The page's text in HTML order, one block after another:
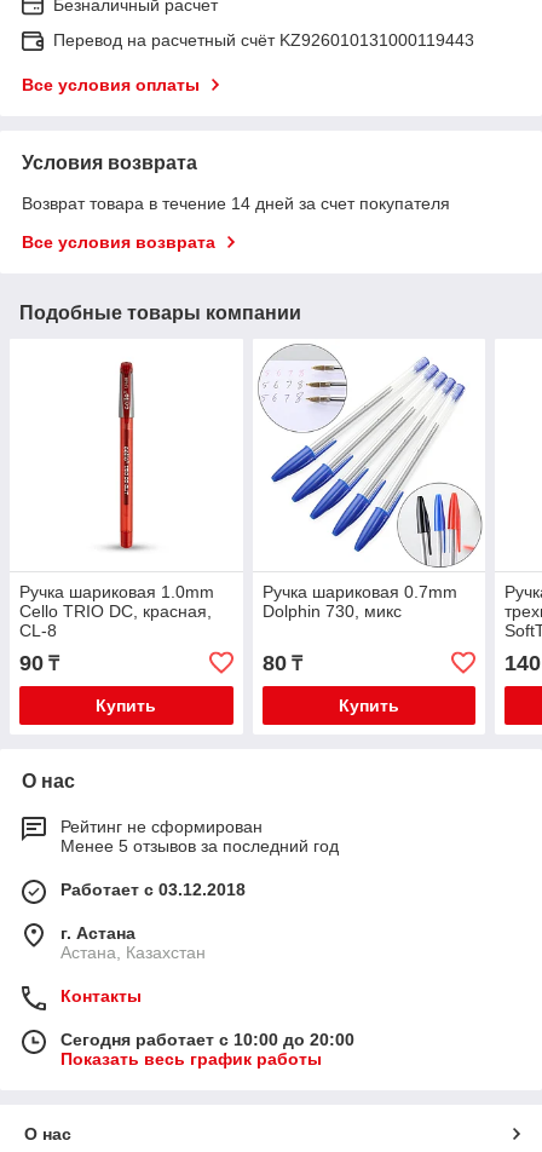
Безналичный расчет
Перевод на расчетный счёт KZ926010131000119443
Все условия оплаты
Условия возврата
Возврат товара в течение 14 дней за счет покупателя
Все условия возврата
Подобные товары компании
Ручка шариковая 1.0mm
Cello TRIO DC, красная,
CL-8
90 ₸
Купить
Ручка шариковая 0.7mm
Dolphin 730, микс
80₸
Купить
140
О нас
Рейтинг не сформирован
Менее 5 отзывов за последний год
Работает с 03.12.2018
г. Астана
Астана, Казахстан
Контакты
Сегодня работает с 10:00 до 20:00
Показать весь график работы
О нас